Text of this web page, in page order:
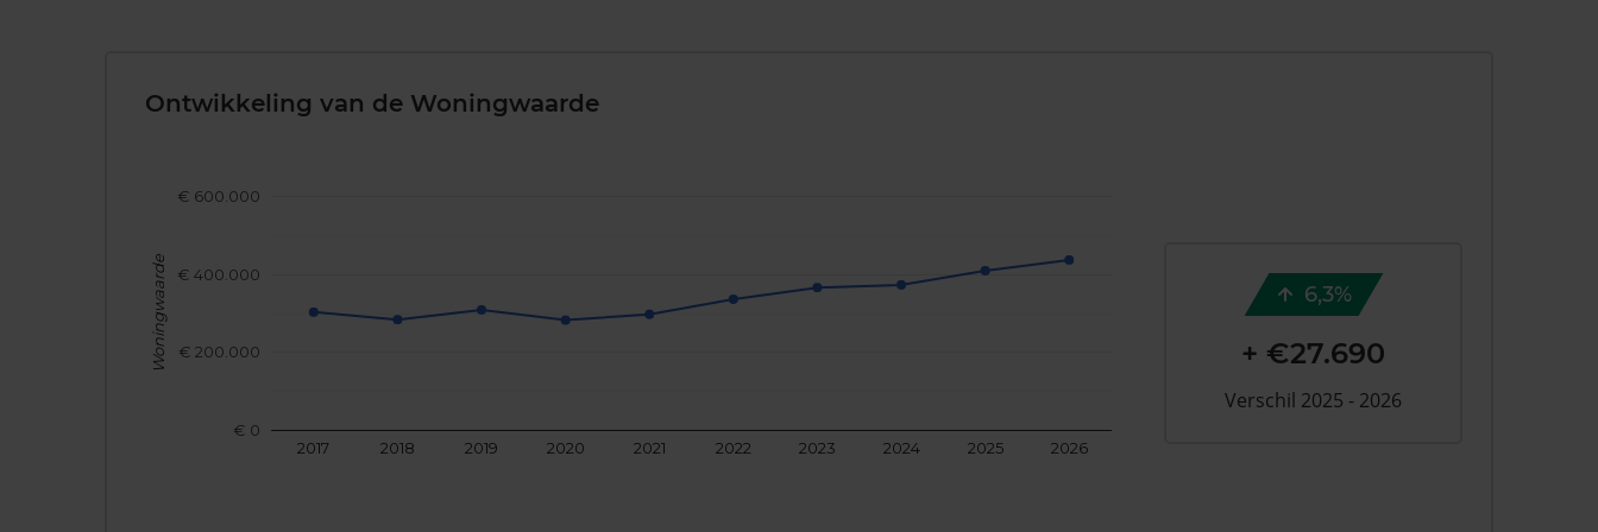
Ontwikkeling van de Woningwaarde
2017 2018 2019 2020 2021 2022 2023 2024 2025 2026
€ 0
€ 200.000
€ 400.000
€ 600.000
Woningwaarde 6,3%
+ €27.690
Verschil 2025 - 2026